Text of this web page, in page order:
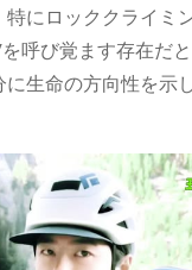
にロッククライミ
呼び覚ます存在だ
生命の方向性を示